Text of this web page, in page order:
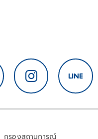
กรองสถานการณ์